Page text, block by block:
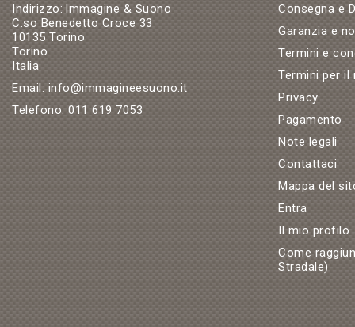
Indirizzo: Immagine & Suono
C.so Benedetto Croce 33
10135 Torino
Torino
Italia
Email: info@immagineesuono.it
Telefono: 011 619 7053
Consegna e
Garanzia e
Termini e
Termini per il
Privacy
Pagamento
Note legali
Contattaci
Mappa del
Entra
Il mio profilo
Come
Stradale)